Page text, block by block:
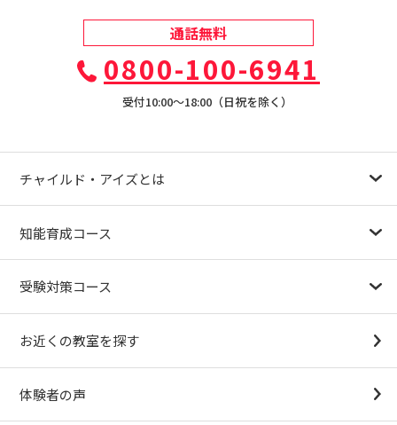
通話無料
0800-100-6941
受付10:00〜18:00（日祝を除く）
チャイルド・アイズとは
知能育成コース
受験対策コース
（思考力アドバンスコースアストルム）
お近くの教室を探す
体験者の声